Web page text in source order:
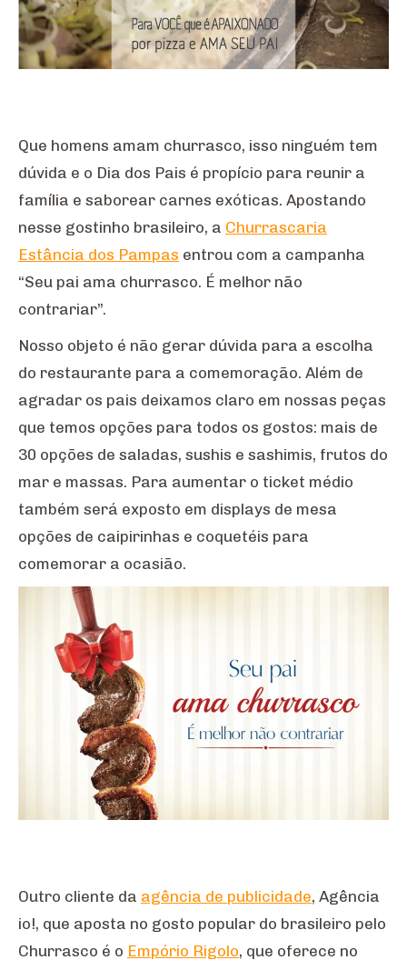
Que homens amam churrasco, isso ninguém tem
dúvida e o Dia dos Pais é propício para reunir a
família e saborear carnes exóticas. Apostando
nesse gostinho brasileiro, a Churrascaria
Estância dos Pampas entrou com a campanha
“Seu pai ama churrasco. É melhor não
contrariar”.
Nosso objeto é não gerar dúvida para a escolha
do restaurante para a comemoração. Além de
agradar os pais deixamos claro em nossas peças
que temos opções para todos os gostos: mais de
30 opções de saladas, sushis e sashimis, frutos do
mar e massas. Para aumentar o ticket médio
também será exposto em displays de mesa
opções de caipirinhas e coquetéis para
comemorar a ocasião.
Outro cliente da agência de publicidade, Agência
io!, que aposta no gosto popular do brasileiro pelo
Churrasco é o Empório Rigolo, que oferece no